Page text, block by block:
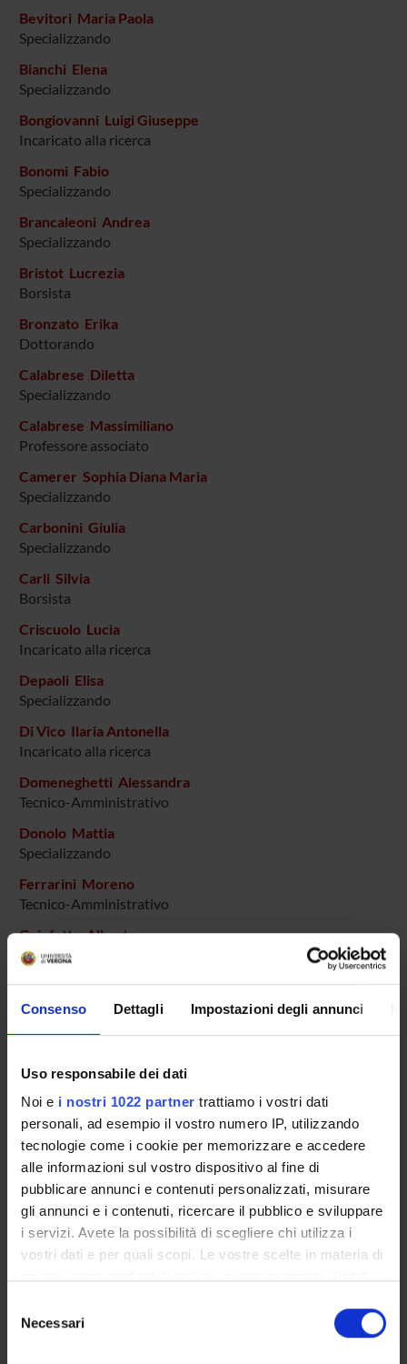
Consenso Dettagli Impostazioni degli annunci
Uso responsabile dei dati
Noi e i nostri 1022 partner trattiamo i vostri dati
personali, ad esempio il vostro numero IP, utilizzando
tecnologie come i cookie per memorizzare e accedere
alle informazioni sul vostro dispositivo al fine di
pubblicare annunci e contenuti personalizzati, misurare
gli annunci e i contenuti, ricercare il pubblico e sviluppare
i servizi. Avete la possibilità di scegliere chi utilizza i
vostri dati e per quali scopi. Le vostre scelte in materia di
modificare o revocare il proprio consenso in qualsiasi
momento dalla Dichiarazione sui cookie o facendo clic
delNecessari
Bevitori Maria Paola
Specializzando
Bianchi Elena
Specializzando
Bongiovanni Luigi Giuseppe
Incaricato alla ricerca
Bonomi Fabio
Specializzando
Brancaleoni Andrea
Specializzando
Bristot Lucrezia
Borsista
Bronzato Erika
Dottorando
Calabrese Diletta
Specializzando
Calabrese Massimiliano
Professore associato
Camerer Sophia Diana Maria
Specializzando
Carbonini Giulia
Specializzando
Carli Silvia
Borsista
Criscuolo Lucia
Incaricato alla ricerca
Depaoli Elisa
Specializzando
Di Vico Ilaria Antonella
Incaricato alla ricerca
Domeneghetti Alessandra
Tecnico-Amministrativo
Donolo Mattia
Specializzando
Ferrarini Moreno
Tecnico-Amministrativo
Gajofatto Alberto
Professore associato
Gubbini Alessia
Specializzando
Gulli Giosuè
Specializzando
Licitra Barbara
Specializzando
Lovato Giorgio
Specializzando
Maffei Francesco
Specializzando
Specializzando